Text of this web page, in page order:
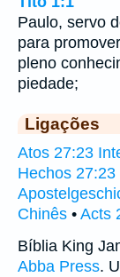
Paulo, servo
para
pleno
piedade;
Ligações
Atos 27:23
Hechos 27:23
Chinês • Acts
Bíblia King
Abba Press.